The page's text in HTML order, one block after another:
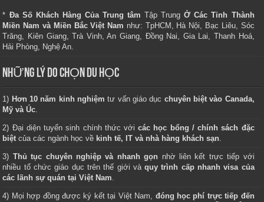
* Đa Số Khách Hàng Của Trung tâm Tập TrungỞ Các Tỉnh Thành
Miền Nam và Miền Bắc Việt Nam như: TpHCM, Hà Nội, Bạc Liêu, Sóc
Trăng, Kiên Giang, Trà Vinh, An Giang, Đồng Nai, Gia Lai, Thanh Hoá,
Hải Phòng, Nghệ An.
NHỮNG LÝ DO CHỌN DU HỌC
1) Hơn 10 năm kinh nghiệm tư vấn giáo dục chuyên biệt vào Canada,
Mỹ và Úc.
2) Đại diện tuyển sinh chính thức vớicác học bổng / chính sách đặc
biệt của các ngành học về kinh tế, IT và nhà hàng khách sạn.
3) Thủ tục chuyên nghiệp và nhanh gọn nhờ liên kết trực tiếp với
nhiều tổ chức giáo dục trên thế giới vàquy trình cấp nhanh visa của
các lãnh sự quán tại Việt Nam.
4) Mọi hợp đồng được ký kết tại Việt Nam, đóng học phí trực tiếp đến